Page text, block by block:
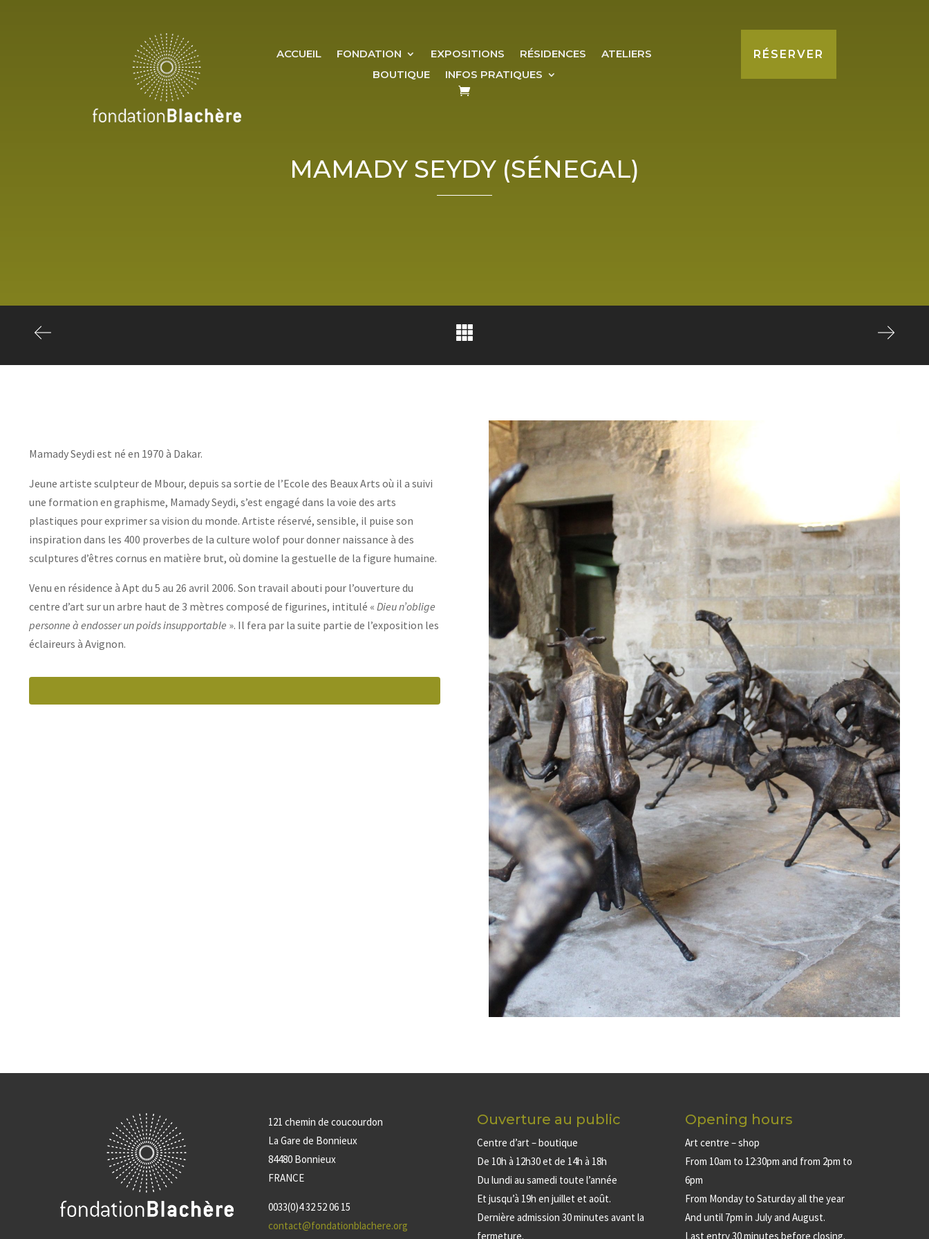
ACCUEIL FONDATION EXPOSITIONS RÉSIDENCES
ATELIERS
BOUTIQUE
INFOS PRATIQUES
RÉSERVER
MAMADY SEYDY (SÉNEGAL)
Mamady Seydi est né en 1970 à Dakar.
Jeune artiste sculpteur de Mbour, depuis sa sortie de l’Ecole des Beaux Arts où il a suivi
une formation en graphisme, Mamady Seydi, s’est engagé dans la voie des arts
plastiques pour exprimer sa vision du monde. Artiste réservé, sensible, il puise son
inspiration dans les 400 proverbes de la culture wolof pour donner naissance à des
sculptures d’êtres cornus en matière brut, où domine la gestuelle de la figure humaine.
Venu en résidence à Apt du 5 au 26 avril 2006. Son travail abouti pour l’ouverture du
centre d’art sur un arbre haut de 3 mètres composé de figurines, intitulé « Dieu n’oblige
personne à endosser un poids insupportable ». Il fera par la suite partie de l’exposition les
éclaireurs à Avignon.
121 chemin de coucourdon
La Gare de Bonnieux
84480 Bonnieux
FRANCE
0033(0)4 32 52 06 15
contact@fondationblachere.org
Ouverture au public
Centre d’art – boutique
De 10h à 12h30 et de 14h à 18h
Du lundi au samedi toute l’année
Et jusqu’à 19h en juillet et août.
Dernière admission 30 minutes avant la
fermeture.
Opening hours
Art centre – shop
From 10am to 12:30pm and from 2pm to
6pm
From Monday to Saturday all the year
And until 7pm in July and August.
Last entry 30 minutes before closing.